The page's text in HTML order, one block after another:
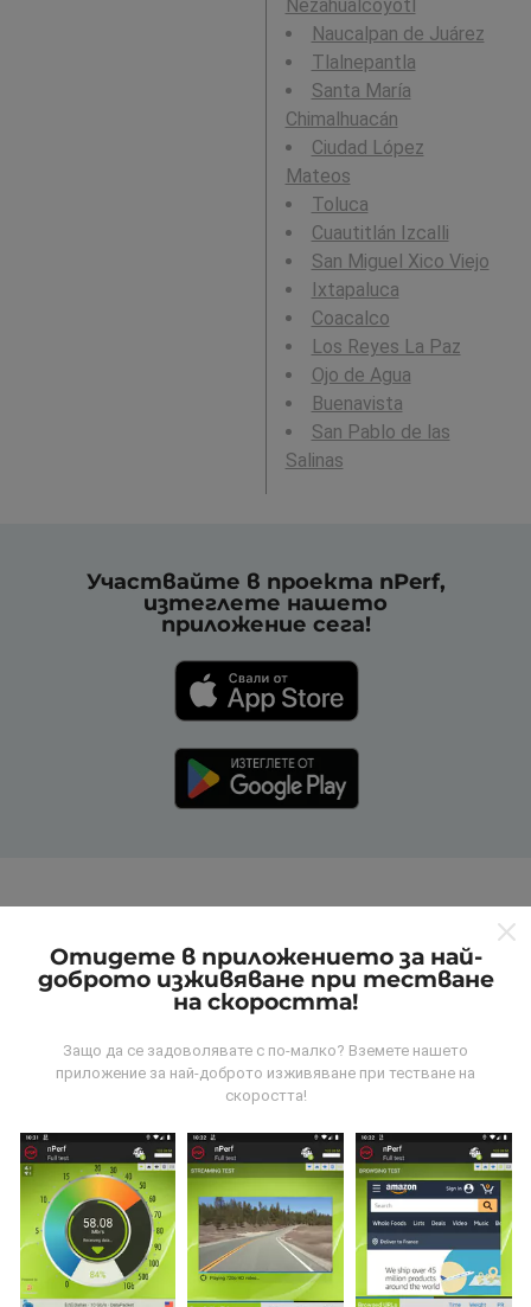
Nezahualcoyotl
Naucalpan de Juárez
Tlalnepantla
Santa María
Chimalhuacán
Ciudad López
Mateos
Toluca
Cuautitlán Izcalli
San Miguel Xico Viejo
Ixtapaluca
Coacalco
Los Reyes La Paz
Ojo de Agua
Buenavista
San Pablo de las
Salinas
Участвайте в проекта nPerf,
изтеглете нашето
приложение сега!
картите?
Данните се събират от тестове, проведени от
потребители на приложението nPerf. Това са
тестове, проведени в реални условия, директно на
място. Ако и вие искате да се включите, всичко,
което трябва да направите, е да изтеглите
приложението nPerf на вашия смартфон.Колкото
Отидете в приложението за най-
доброто изживяване при тестване
на скоростта!
Защо да се задоволявате с по-малко? Вземете нашето
приложение за най-доброто изживяване при тестване на
скоростта!